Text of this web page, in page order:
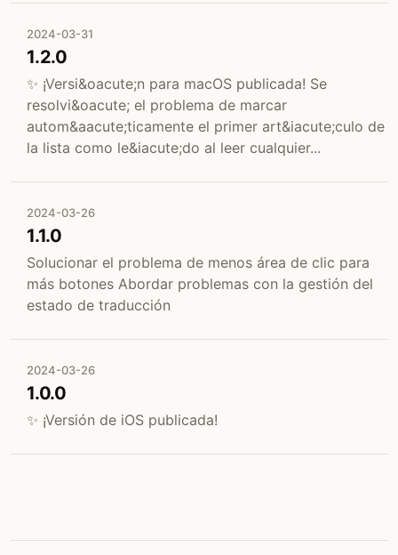
2024-03-31
1.2.0
✨ ¡Versi&oacute;n para macOS publicada! Se
resolvi&oacute; el problema de marcar
autom&aacute;ticamente el primer art&iacute;culo de
la lista como le&iacute;do al leer cualquier...
2024-03-26
1.1.0
Solucionar el problema de menos área de clic para
más botones Abordar problemas con la gestión del
estado de traducción
2024-03-26
1.0.0
✨ ¡Versión de iOS publicada!